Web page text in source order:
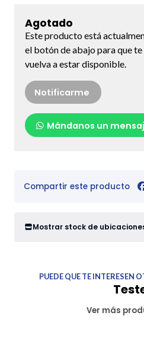
Agotado
Este producto está
el botón de abajo para que
vuelva a estar disponible.
Notificarme
Mándanos un
Compartir este producto
Mostrar stock de
PUEDE QUE TE INTERESEN
Ver más